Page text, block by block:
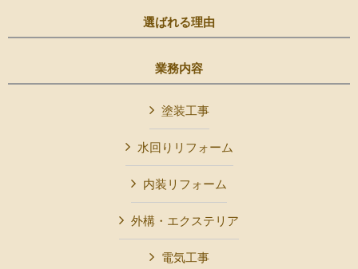
選ばれる理由
業務内容
塗装工事
水回りリフォーム
内装リフォーム
外構・エクステリア
電気工事